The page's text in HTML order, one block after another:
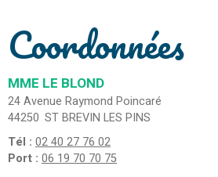
Coordonnées
MME LE BLOND
24 Avenue Raymond Poincaré
44250 ST BREVIN LES PINS
Tél : 02 40 27 76 02
Port : 06 19 70 70 75